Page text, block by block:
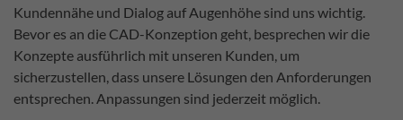
Kundennähe und Dialog auf Augenhöhe sind uns wichtig.
Bevor es an die CAD-Konzeption geht, besprechen wir die
Konzepte ausführlich mit unseren Kunden, um
sicherzustellen, dass unsere Lösungen den Anforderungen
entsprechen. Anpassungen sind jederzeit möglich.